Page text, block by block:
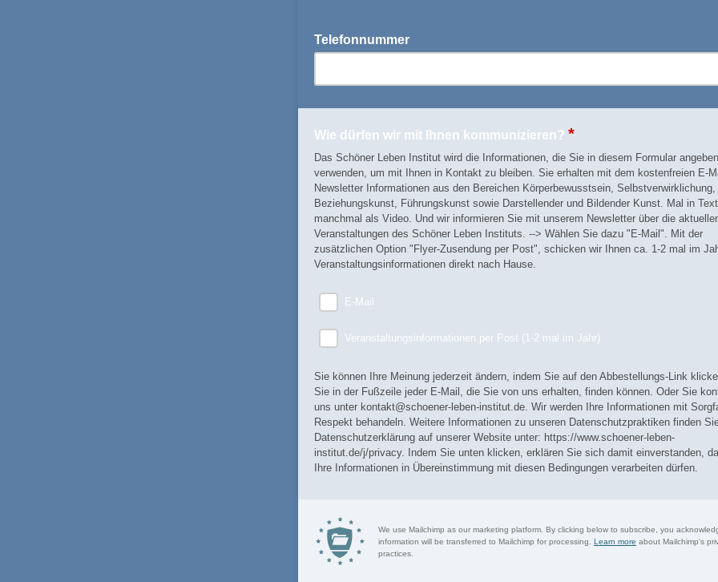
Telefonnummer
Wie dürfen wir mit Ihnen kommunizieren? *
Das Schöner Leben Institut wird die Informationen, die Sie in diesem Formular
verwenden, um mit Ihnen in Kontakt zu bleiben. Sie erhalten mit dem kostenfreien E-
Newsletter Informationen aus den Bereichen Körperbewusstsein, Selbstverwirklichung,
Beziehungskunst, Führungskunst sowie Darstellender und Bildender Kunst. Mal in
manchmal als Video. Und wir informieren Sie mit unserem Newsletter über die
Veranstaltungen des Schöner Leben Instituts. --> Wählen Sie dazu "E-Mail". Mit der
zusätzlichen Option "Flyer-Zusendung per Post", schicken wir Ihnen ca. 1-2 mal im
Veranstaltungsinformationen direkt nach Hause.
E-Mail
Veranstaltungsinformationen per Post (1-2 mal im Jahr)
Sie können Ihre Meinung jederzeit ändern, indem Sie auf den Abbestellungs-Link
Sie in der Fußzeile jeder E-Mail, die Sie von uns erhalten, finden können. Oder Sie
uns unter kontakt@schoener-leben-institut.de. Wir werden Ihre Informationen mit
Respekt behandeln. Weitere Informationen zu unseren Datenschutzpraktiken finden
Datenschutzerklärung auf unserer Website unter: https://www.schoener-leben-
institut.de/j/privacy. Indem Sie unten klicken, erklären Sie sich damit einverstanden,
Ihre Informationen in Übereinstimmung mit diesen Bedingungen verarbeiten dürfen.
We use Mailchimp as our marketing platform. By clicking below to subscribe, you
information will be transferred to Mailchimp for processing. Learn more about Mailchimp's
practices.